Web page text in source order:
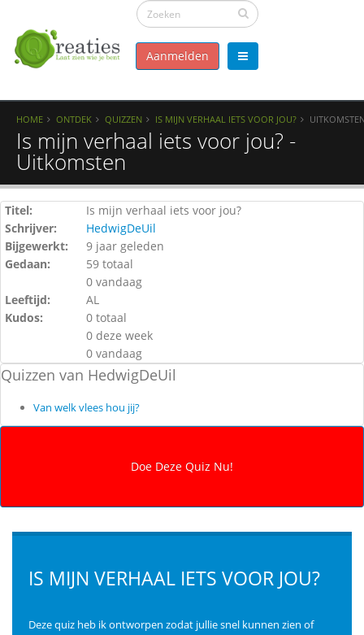
Aanmelden
HOME ONTDEK QUIZZEN IS MIJN VERHAAL IETS VOOR JOU?
Is mijn verhaal iets voor jou? -
Uitkomsten
Titel:
Is mijn verhaal iets voor jou?
Schrijver:
HedwigDeUil
Bijgewerkt:
9 jaar geleden
Gedaan:
59 totaal
0 vandaag
Leeftijd:
AL
Kudos:
0 totaal
0 deze week
0 vandaag
Quizzen van HedwigDeUil
Van welk vlees hou jij?
IS MIJN VERHAAL IETS VOOR JOU?
Deze quiz heb ik ontworpen zodat jullie snel kunnen zien of